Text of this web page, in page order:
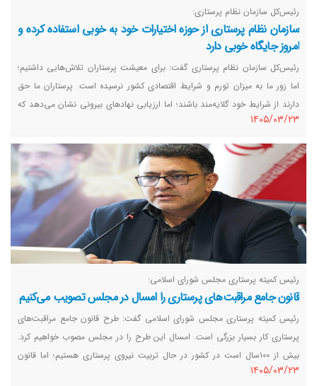
رئیس‌کل سازمان نظام پرستاری:
سازمان نظام پرستاری از حوزه اختیارات خود به خوبی استفاده کرده و
امروز جایگاه خوبی دارد
رئیس‌کل سازمان نظام پرستاری گفت: برای معیشت پرستاران تلاش‌هایی داشتیم؛
اما زور ما به میزان تورم و شرایط اقتصادی کشور نرسیده است. پرستاران ما حق
دارند از شرایط خود گلایه‌مند باشند؛ اما ارزیابی نهاد‌های بیرونی نشان می‌دهد که
سازمان از حوزه اختیارات خود به خوبی استفاده کرده و امروز جایگاه خوبی دارد،
البته حتما باید تلاش بیشتری داشته باشیم.
١٤٠٥/٠٣/٢٣
رئیس کمیته پرستاری مجلس شورای اسلامی:
قانون جامع مراقبت‌های پرستاری را امسال در مجلس تصویب می‌کنیم
رئیس کمیته پرستاری مجلس شورای اسلامی گفت: طرح قانون جامع مراقبت‌های
پرستاری کار بسیار بزرگی است. امسال این طرح را در مجلس مصوب خواهیم کرد.
بیش از ۱۰۰سال است در کشور در حال تربیت نیروی پرستاری هستیم؛ اما قانون
جامع مراقبت‌ها را نداریم.
١٤٠٥/٠٣/٢٣